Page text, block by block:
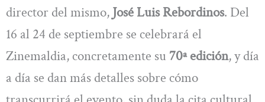
director del mismo, José Luis Rebordinos. Del
16 al 24 de septiembre se celebrará el
Zinemaldia, concretamente su 70ª edición, y día
a día se dan más detalles sobre cómo